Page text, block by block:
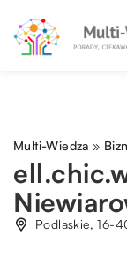
Multi-Wiedza »
Podlaskie, 16-